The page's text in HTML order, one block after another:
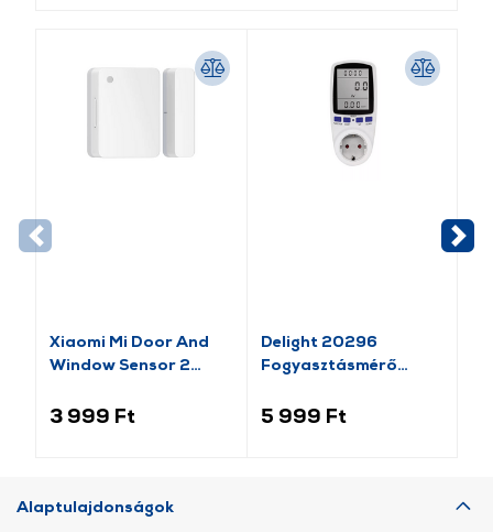
Xiaomi Mi Door And
Window Sensor 2
3 999 Ft
Delight 20296
Fogyasztásmérő
funkcióval
5 999 Ft
Alaptulajdonságok